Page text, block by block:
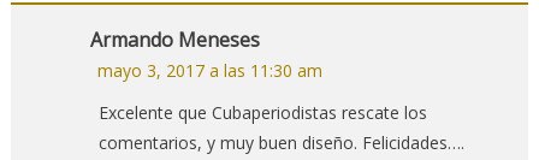
Armando Meneses
mayo 3, 2017 a las 11:30 am
Excelente que Cubaperiodistas rescate los
comentarios, y muy buen diseño. Felicidades….